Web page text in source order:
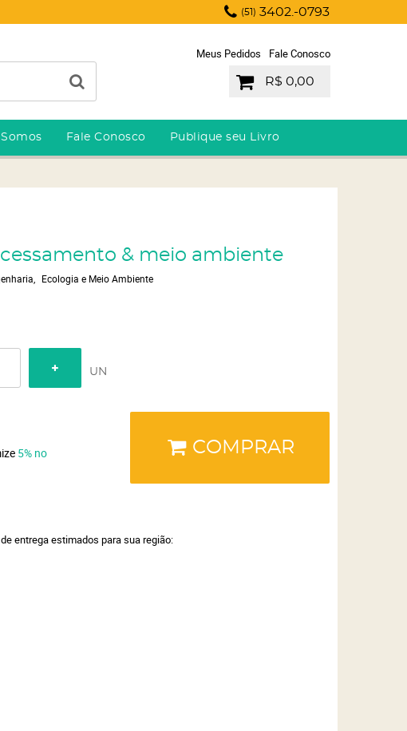
(51) 3402.-0793
Meus Pedidos Fale Conosco
R$ 0,00
Fale Conosco Publique seu Livro
& meio ambiente
Ecologia e Meio Ambiente
UN
5% no
COMPRAR
entrega estimados para sua região: